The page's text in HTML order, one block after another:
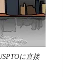
に直接